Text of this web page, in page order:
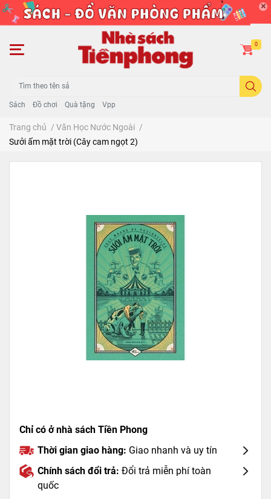
Sách Đồ chơi Quà tặng Vpp
0
Trang chủ / Văn Học Nước Ngoài /
Sưởi ấm mặt trời (Cây cam ngọt 2)
Chỉ có ở nhà sách Tiền Phong
Thời gian giao hàng: Giao nhanh và uy tín
Chính sách đổi trả: Đổi trả miễn phí toàn
quốc